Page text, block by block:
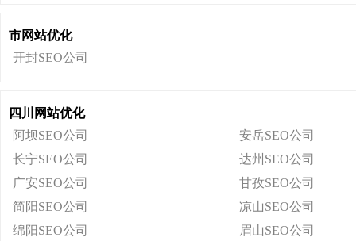
市网站优化
开封SEO公司
四川网站优化
阿坝SEO公司
安岳SEO公司
长宁SEO公司
达州SEO公司
广安SEO公司
甘孜SEO公司
简阳SEO公司
凉山SEO公司
绵阳SEO公司
眉山SEO公司